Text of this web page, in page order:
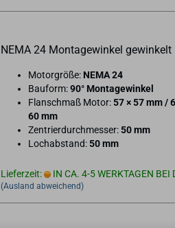
NEMA 24 Mon­ta­ge­win­kel ge­win­kelt
Mo­tor­grö­ße: NEMA 24
Bau­form:90° Mon­ta­ge­win­kel
Flan­sch­maß Motor:57 × 57 mm /
60 mm
Zen­trier­durch­mes­ser:50 mm
Loch­ab­stand:50 mm
Lieferzeit: IN CA. 4-5 WERKTAGEN BEI
(Ausland abweichend)